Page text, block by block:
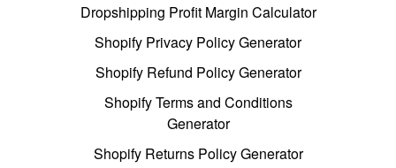
Dropshipping Profit Margin Calculator
Shopify Privacy Policy Generator
Shopify Refund Policy Generator
Shopify Terms and Conditions
Generator
Shopify Returns Policy Generator